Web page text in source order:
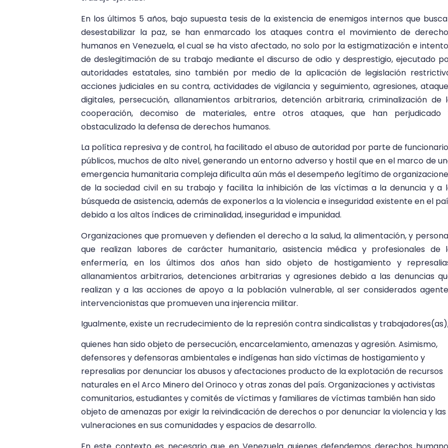
En los últimos 5 años, bajo supuesta tesis de la existencia de enemigos internos que
desestabilizar la paz, se han enmarcado los ataques contra el movimiento de
humanos en Venezuela, el cual se ha visto afectado, no solo por la estigmatización e
de deslegitimación de su trabajo mediante el discurso de odio y desprestigio, ejecutado
autoridades estatales, sino también por medio de la aplicación de legislación
acciones judiciales en su contra, actividades de vigilancia y seguimiento, agresiones,
digitales, persecución, allanamientos arbitrarios, detención arbitraria, criminalización de
cooperación, decomiso de materiales, entre otros ataques, que han perjudicado
obstaculizado la defensa de derechos humanos.
La política represiva y de control, ha facilitado el abuso de autoridad por parte de
públicos, muchos de alto nivel, generando un entorno adverso y hostil que en el marco de
emergencia humanitaria compleja dificulta aún más el desempeño legítimo de
de la sociedad civil en su trabajo y facilita la inhibición de las víctimas a la denuncia y a
búsqueda de asistencia, además de exponerlos a la violencia e inseguridad existente en el
debido a los altos índices de criminalidad, inseguridad e impunidad.
Organizaciones que promueven y defienden el derecho a la salud, la alimentación, y
que realizan labores de carácter humanitario, asistencia médica y profesionales de
enfermería, en los últimos dos años han sido objeto de hostigamiento y
allanamientos arbitrarios, detenciones arbitrarias y agresiones debido a las denuncias
realizan y a las acciones de apoyo a la población vulnerable, al ser considerados
intervencionistas que promueven una injerencia militar.
Igualmente, existe un recrudecimiento de la represión contra sindicalistas y
quienes han sido objeto de persecución, encarcelamiento, amenazas y agresión. Asimismo,
defensores y defensoras ambientales e indígenas han sido víctimas de hostigamiento y
represalias por denunciar los abusos y afectaciones producto de la explotación de recursos
naturales en el Arco Minero del Orinoco y otras zonas del país. Organizaciones y activistas
comunitarios, estudiantes y comités de víctimas y familiares de víctimas también han sido
objeto de amenazas por exigir la reivindicación de derechos o por denunciar la violencia y las
vulneraciones en sus comunidades y espacios de desarrollo.